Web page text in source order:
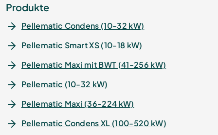
Produkte
Pellematic Condens (10-32 kW)
Pellematic Smart XS (10-18 kW)
Pellematic Maxi mit BWT (41-256 kW)
Pellematic (10-32 kW)
Pellematic Maxi (36-224 kW)
Pellematic Condens XL (100-520 kW)